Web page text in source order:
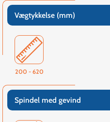
Vægtykkelse (mm)
200 - 620
Spindel med gevind